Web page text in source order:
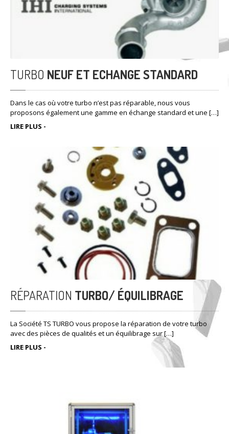
TURBONEUF ET ECHANGE STANDARD
Dans le cas où votre turbo n’est pas réparable, nous vous
proposons également une gamme en échange standard et une […]
LIRE PLUS -
RÉPARATIONTURBO/ ÉQUILIBRAGE